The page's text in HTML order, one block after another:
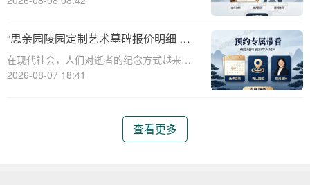
碑的定价明细，以及专属追思场地的购墓优
惠活动，帮助家属更好地了解和选择合适的
纪念方式。
“思亲园陵园定制艺术墓碑报价明细 活
动减免设计雕刻费用详解”
在现代社会，人们对逝者的纪念方式越来越
注重个性化与艺术性。思亲园陵园作为一家
求。本文将详细介绍思亲园陵园定制艺术墓
2026-08-07 18:41
查看更多